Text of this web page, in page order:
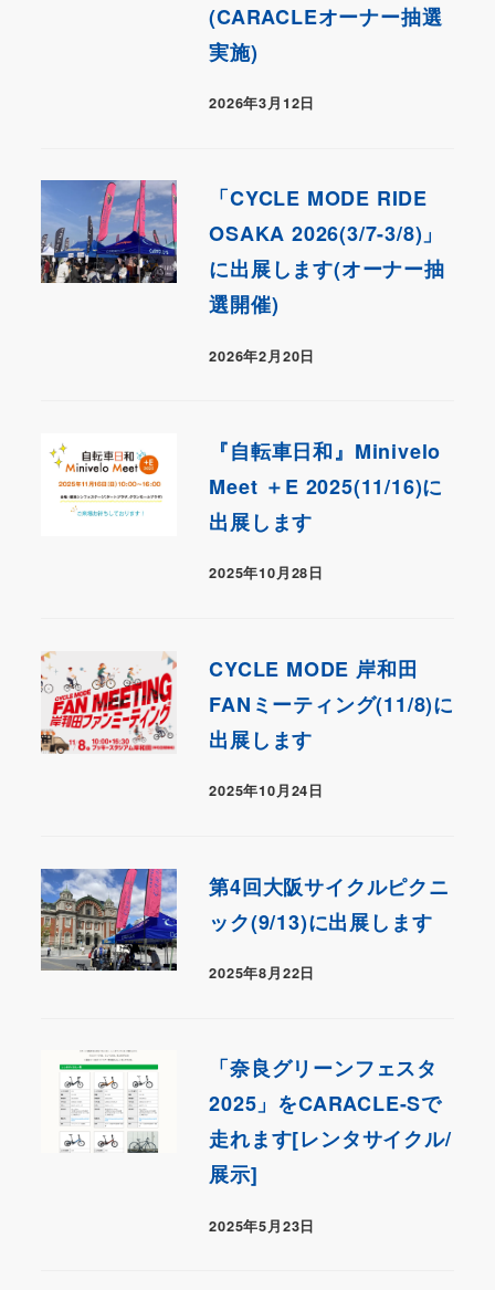
(CARACLEオーナー抽選
実施)
2026年3月12日
「CYCLE MODE RIDE
OSAKA 2026(3/7-3/8)」
に出展します(オーナー抽
選開催)
2026年2月20日
『自転車日和』Minivelo
Meet ＋E 2025(11/16)に
出展します
2025年10月28日
CYCLE MODE 岸和田
FANミーティング(11/8)に
出展します
2025年10月24日
第4回大阪サイクルピクニ
ック(9/13)に出展します
2025年8月22日
「奈良グリーンフェスタ
2025」をCARACLE-Sで
走れます[レンタサイクル/
展示]
2025年5月23日